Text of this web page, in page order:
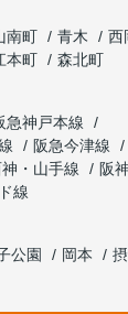
南町 青木 西
本町
森北町
急神戸本線
阪急今津線
・山手線
阪
線
公園 岡本